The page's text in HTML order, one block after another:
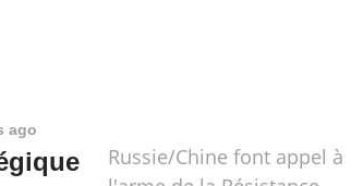
ago
Russie/Chine font appel à